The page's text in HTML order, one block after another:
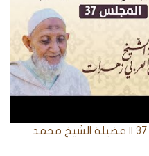
شرح الترغيب والترهيب || المجلس 37 || فضيلة الشيخ محمد